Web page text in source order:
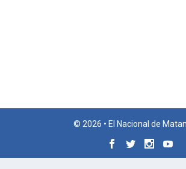
© 2026 • El Nacional de